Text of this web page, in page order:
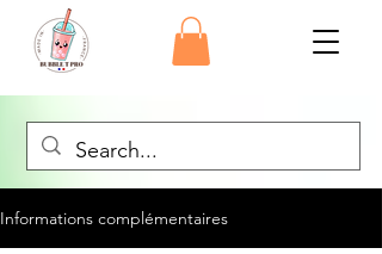
Informations complémentaires